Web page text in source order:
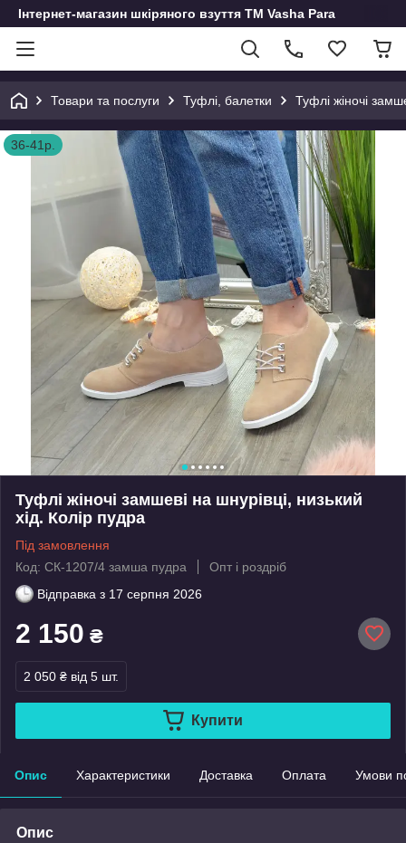
Інтернет-магазин шкіряного взуття ТМ Vasha Para
Товари та послуги Туфлі, балетки Туфлі жіночі
36-41р.
Туфлі жіночі замшеві на шнурівці, низький
хід. Колір пудра
Під замовлення
Код: СК-1207/4 замша пудра
Опт і роздріб
Відправка з 17 серпня 2026
2 150 ₴
2 050 ₴ від 5 шт.
Купити
Опис Характеристики Доставка Оплата Умови
Опис